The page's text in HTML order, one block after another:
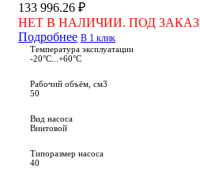
133 996.26 ₽
НЕТ В НАЛИЧИИ. ПОД ЗАКАЗ
Подробнее В 1 клик
Температура эксплуатации
-20°С...+60°С
Рабочий объём, см3
50
Вид насоса
Винтовой
Типоразмер насоса
40